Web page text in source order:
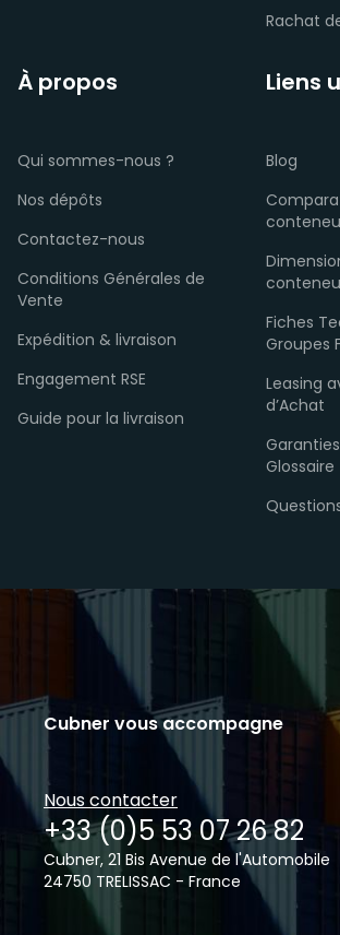
Cubner vous accompagne
Nous contacter
+33 (0)5 53 07 26 82
Cubner, 21 Bis Avenue de l'Automobile
24750 TRELISSAC - France
Rachat
À propos
Qui sommes-nous ?
Nos dépôts
Contactez-nous
Conditions Générales de
Vente
Expédition & livraison
Engagement RSE
Guide pour la livraison
Liens
Blog
Fiches
Groupes
Leasing
d’Achat
Glossaire